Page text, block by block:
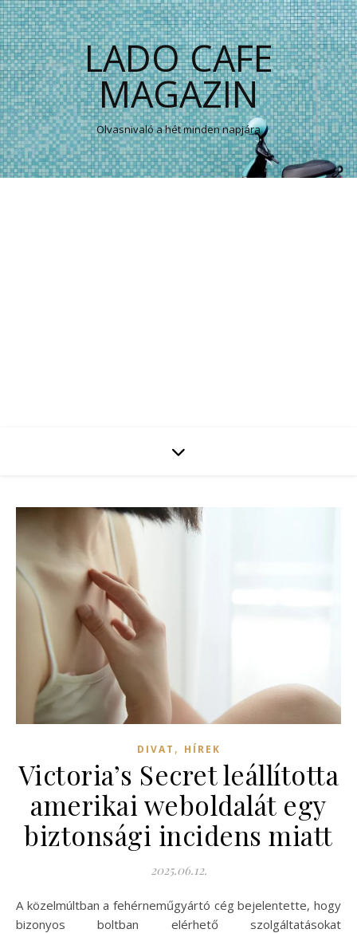
LADO CAFE
MAGAZIN
Olvasnivaló a hét minden napjára
DIVAT , HÍREK
Victoria’s Secret leállította
amerikai weboldalát egy
biztonsági incidens miatt
2025.06.12.
A közelmúltban a fehérneműgyártó cég bejelentette, hogy
bizonyos boltban elérhető szolgáltatásokat